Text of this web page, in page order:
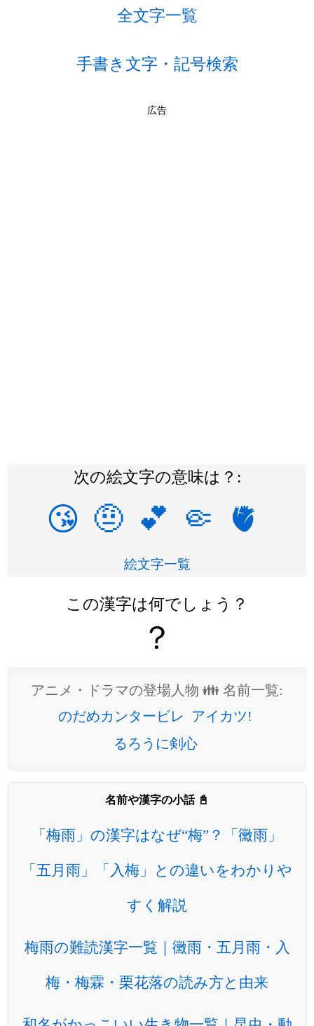
全文字一覧
手書き文字・記号検索
広告
次の絵文字の意味は？:
😘 🤨 💕 🤏 🫀
絵文字一覧
この漢字は何でしょう？
？
アニメ・ドラマの登場人物 👪 名前一覧:
のだめカンタービレ アイカツ!
るろうに剣心
名前や漢字の小話 📓
「梅雨」の漢字はなぜ“梅”？「黴雨」
「五月雨」「入梅」との違いをわかりや
すく解説
梅雨の難読漢字一覧｜黴雨・五月雨・入
梅・梅霖・栗花落の読み方と由来